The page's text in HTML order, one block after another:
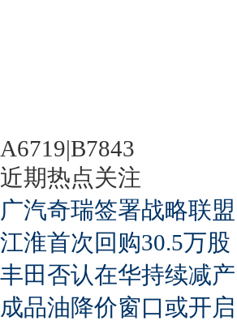
A6719|B7843
近期热点关注
广汽奇瑞签署战略联盟
江淮首次回购30.5万股
丰田否认在华持续减产
成品油降价窗口或开启